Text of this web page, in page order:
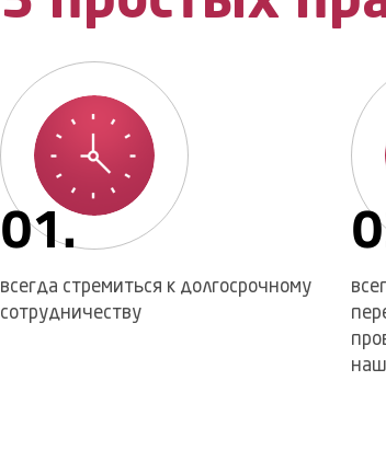
01.
всегда стремиться к долгосрочному
сотрудничеству